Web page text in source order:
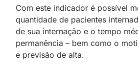
Com este indicador é possível
quantidade de pacientes
de sua internação e o tempo
permanência – bem como o
e previsão de alta.